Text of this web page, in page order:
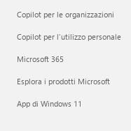
Copilot per le organizzazioni
Copilot per l'utilizzo personale
Microsoft 365
Esplora i prodotti Microsoft
App di Windows 11